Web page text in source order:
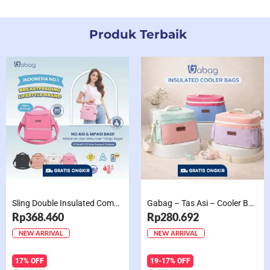
Produk Terbaik
Sling Double Insulated Compartment Cappucino Black, Creamy, Salem, Chocolate
Rp368.460
NEW ARRIVAL
17% OFF
Gabag – Tas Asi – Cooler Bag Sling Single Compartment Mint Grape Bubble
Rp280.692
NEW ARRIVAL
19-17% OFF